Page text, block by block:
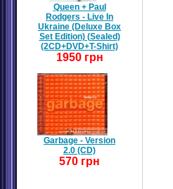
Queen + Paul
Rodgers - Live In
Ukraine (Deluxe Box
Set Edition) (Sealed)
(2CD+DVD+T-Shirt)
1950 грн
Garbage - Version
2.0 (CD)
570 грн